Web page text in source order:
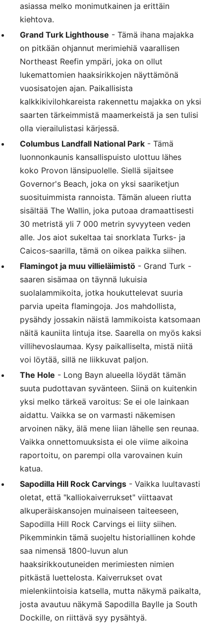
asiassa melko monimutkainen ja erittäin
kiehtova.
Grand Turk Lighthouse - Tämä ihana majakka
on pitkään ohjannut merimiehiä vaarallisen
Northeast Reefin ympäri, joka on ollut
lukemattomien haaksirikkojen näyttämönä
vuosisatojen ajan. Paikallisista
kalkkikivilohkareista rakennettu majakka on yksi
saarten tärkeimmistä maamerkeistä ja sen tulisi
olla vierailulistasi kärjessä.
Columbus Landfall National Park - Tämä
luonnonkaunis kansallispuisto ulottuu lähes
koko Provon länsipuolelle. Siellä sijaitsee
Governor's Beach, joka on yksi saariketjun
suosituimmista rannoista. Tämän alueen riutta
sisältää The Wallin, joka putoaa dramaattisesti
30 metristä yli 7 000 metrin syvyyteen veden
alle. Jos aiot sukeltaa tai snorklata Turks- ja
Caicos-saarilla, tämä on oikea paikka siihen.
Flamingot ja muu villieläimistö - Grand Turk -
saaren sisämaa on täynnä lukuisia
suolalammikoita, jotka houkuttelevat suuria
parvia upeita flamingoja. Jos mahdollista,
pysähdy jossakin näistä lammikoista katsomaan
näitä kauniita lintuja itse. Saarella on myös kaksi
villihevoslaumaa. Kysy paikalliselta, mistä niitä
voi löytää, sillä ne liikkuvat paljon.
The Hole - Long Bayn alueella löydät tämän
suuta pudottavan syvänteen. Siinä on kuitenkin
yksi melko tärkeä varoitus: Se ei ole lainkaan
aidattu. Vaikka se on varmasti näkemisen
arvoinen näky, älä mene liian lähelle sen reunaa.
Vaikka onnettomuuksista ei ole viime aikoina
raportoitu, on parempi olla varovainen kuin
katua.
Sapodilla Hill Rock Carvings - Vaikka luultavasti
oletat, että "kalliokaiverrukset" viittaavat
alkuperäiskansojen muinaiseen taiteeseen,
Sapodilla Hill Rock Carvings ei liity siihen.
Pikemminkin tämä suojeltu historiallinen kohde
saa nimensä 1800-luvun alun
haaksirikkoutuneiden merimiesten nimien
pitkästä luettelosta. Kaiverrukset ovat
mielenkiintoisia katsella, mutta näkymä paikalta,
josta avautuu näkymä Sapodilla Baylle ja South
Dockille, on riittävä syy pysähtyä.